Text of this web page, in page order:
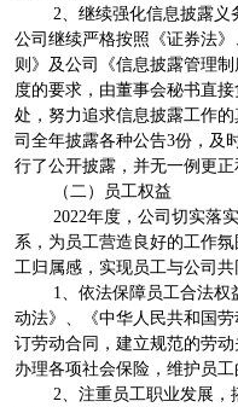
2、继续强化信息披露义
公司继续严格按照《证券法
则》及公司《信息披露管理
度的要求，由董事会秘书直
处，努力追求信息披露工作
司全年披露各种公告3份，及
行了公开披露，并无一例更正
（二）员工权益
2022年度，公司切实落
系，为员工营造良好的工作
工归属感，实现员工与公司共
1、依法保障员工合法
动法》、《中华人民共和国
订劳动合同，建立规范的劳
办理各项社会保险，维护员工
2、注重员工职业发展